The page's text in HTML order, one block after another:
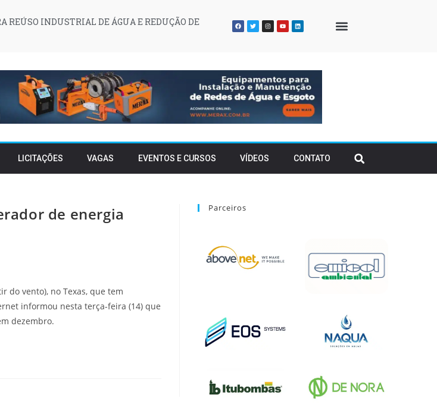
REÚSO INDUSTRIAL DE ÁGUA E REDUÇÃO DE
LICITAÇÕES VAGAS EVENTOS E CURSOS VÍDEOS CONTATO
de energia
do vento), no Texas, que tem
informou nesta terça-feira (14) que
dezembro.
Parceiros